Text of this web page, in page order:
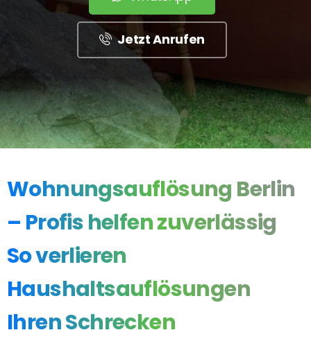
Jetzt Anrufen
Wohnungsauflösung Berlin
– Profishelfenzuverlässig
Soverlieren
Haushaltsauflösungen
IhrenSchrecken